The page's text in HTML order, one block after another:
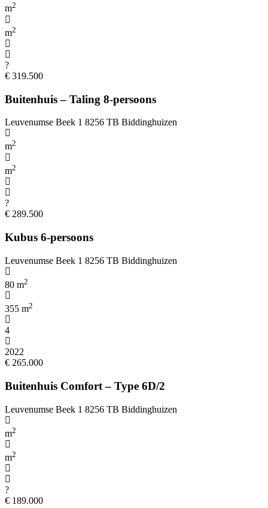
m2
m2
?
€ 319.500
Buitenhuis – Taling 8-persoons
Leuvenumse Beek 1 8256 TB Biddinghuizen
m2
m2
?
€ 289.500
Kubus 6-persoons
Leuvenumse Beek 1 8256 TB Biddinghuizen
80 m2
355 m2
4
2022
€ 265.000
Buitenhuis Comfort – Type 6D/2
Leuvenumse Beek 1 8256 TB Biddinghuizen
m2
m2
?
€ 189.000